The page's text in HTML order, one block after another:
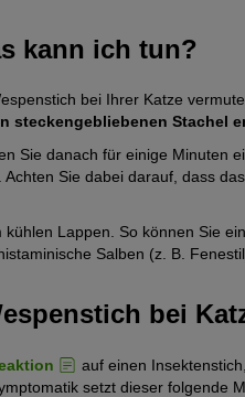
kann ich tun?
bei Ihrer Katze
steckengebliebenen Stachel
Sie danach für einige Minuten
Sie dabei darauf, dass
Lappen. So können Sie
Salben (z. B.
bei
auf einen
setzt dieser folgende